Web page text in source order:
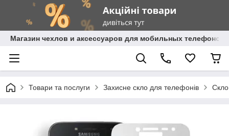
Магазин чехлов и аксессуаров для мобильных телефонов
Товари та послуги Захисне скло для телефонів